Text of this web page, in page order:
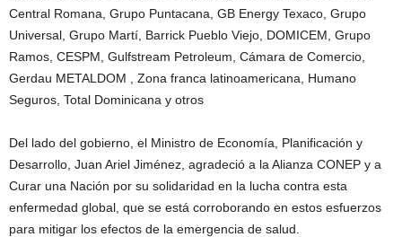
Central Romana, Grupo Puntacana, GB Energy Texaco, Grupo
Universal, Grupo Martí, Barrick Pueblo Viejo, DOMICEM, Grupo
Ramos, CESPM, Gulfstream Petroleum, Cámara de Comercio,
Gerdau METALDOM , Zona franca latinoamericana, Humano
Seguros, Total Dominicana y otros
Del lado del gobierno, el Ministro de Economía, Planificación y
Desarrollo, Juan Ariel Jiménez, agradeció a la Alianza CONEP y a
Curar una Nación por su solidaridad en la lucha contra esta
enfermedad global, que se está corroborando en estos esfuerzos
para mitigar los efectos de la emergencia de salud.